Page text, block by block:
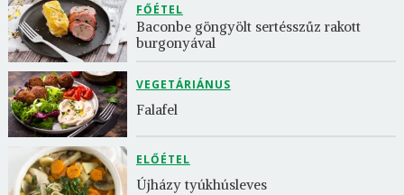
FŐÉTEL
Baconbe göngyölt sertésszűz rakott
burgonyával
VEGETÁRIÁNUS
Falafel
ELŐÉTEL
Újházy tyúkhúsleves